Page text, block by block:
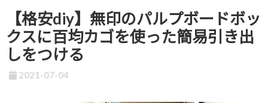
【格安diy】無印のパルプボードボッ
クスに百均カゴを使った簡易引き出
しをつける
2021-07-04